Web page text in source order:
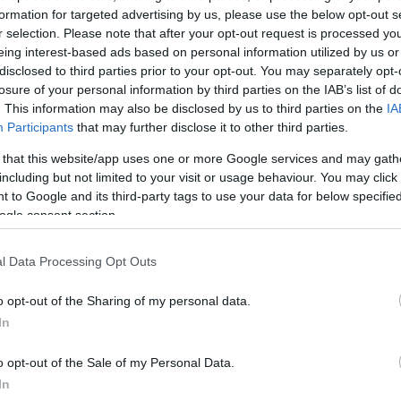
for targeted advertising by us, please use the below opt-out
selection. Please note that after your opt-out request is processed
interest-based ads based on personal information utilized by us
to third parties prior to your opt-out. You may separately
of your personal information by third parties on the IAB’s list of
This information may also be disclosed by us to third parties on the
Participants that may further disclose it to other third parties.
that this website/app uses one or more Google services and may
but not limited to your visit or usage behaviour. You may
to Google and its third-party tags to use your data for below
consent section.
Data Processing Opt Outs
opt-out of the Sharing of my personal data.
opt-out of the Sale of my Personal Data.
Αθλητικός Όμιλος
των ανθρώπων που υπηρέτησαν το
από διαφορετικά σημεία εντός και
χώρων
μορφή των πρώτων χρόνων του Παναθηναϊκού
Ηλιόπουλος (κατά πάσα πιθανότητα το όνομα
αγωνίστηκε στον Σύλλογο για περίπου πέντε
παρουσιάζεται να είναι και μέλος του Δ.Σ. και
τη Μεσσηνία.